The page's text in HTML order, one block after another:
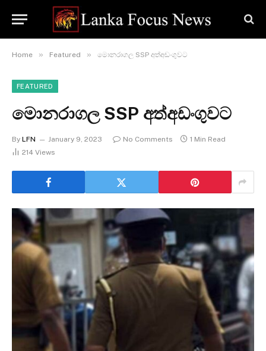
Home » Featured » මොනරාගල SSP අත්අඩංගුවට
FEATURED
මොනරාගල SSP අත්අඩංගුවට
By LFN January 9, 2023 No Comments
1 Min Read
214 Views